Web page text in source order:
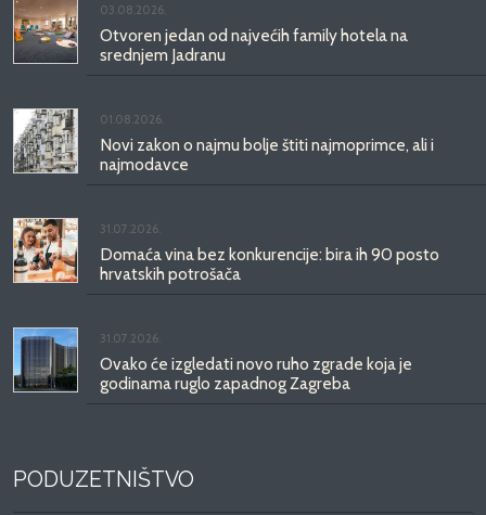
03.08.2026.
Otvoren jedan od najvećih family hotela na
srednjem Jadranu
01.08.2026.
Novi zakon o najmu bolje štiti najmoprimce, ali i
najmodavce
31.07.2026.
Domaća vina bez konkurencije: bira ih 90 posto
hrvatskih potrošača
31.07.2026.
Ovako će izgledati novo ruho zgrade koja je
godinama ruglo zapadnog Zagreba
PODUZETNIŠTVO